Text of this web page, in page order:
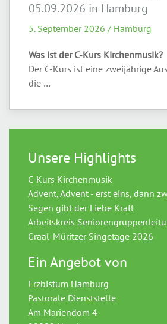
05.09.2026 in Hamburg
5. September 2026 / Hamburg
Was ist der C-Kurs Kirchenmusik?
Der C-Kurs ist eine zweijährige
die …
Unsere Highlights
C-Kurs Kirchenmusik
Advent, Advent - erst eins, dann
Segen gibt der Liebe Kraft
Arbeitskreis
Graal-Müritzer Singetage 2026
Ein Angebot von
Erzbistum Hamburg
Pastorale Dienststelle
Am Mariendom 4